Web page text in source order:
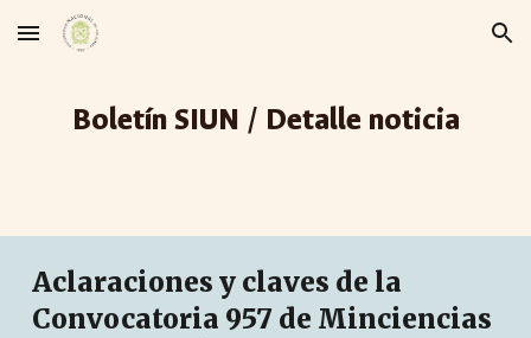
Skip to main content Skip to navigation
Boletín SIUN / Detalle noticia
Aclaraciones y claves de la
Convocatoria 957 de Minciencias